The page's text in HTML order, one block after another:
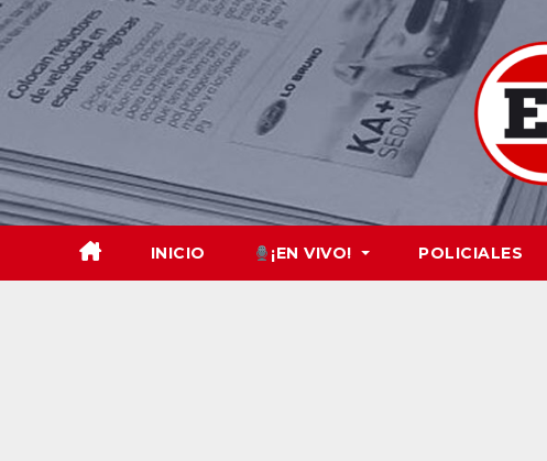
Skip
to
content
INICIO ¡EN VIVO! POLICIALES